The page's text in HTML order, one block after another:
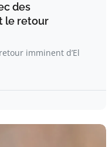
des
le retour
imminent d’El